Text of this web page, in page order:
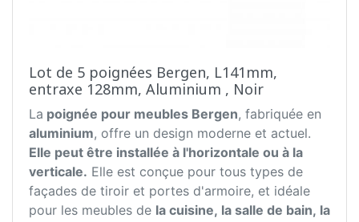
Lot de 5 poignées Bergen, L141mm,
entraxe 128mm, Aluminium , Noir
La poignée pour meubles Bergen, fabriquée en
aluminium, offre un design moderne et actuel.
Elle peut être installée à l'horizontale ou à la
verticale. Elle est conçue pour tous types de
façades de tiroir et portes d'armoire, et idéale
pour les meubles de la cuisine, la salle de bain, la